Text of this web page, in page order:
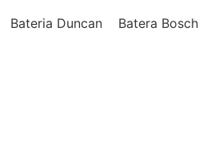
Bateria Duncan Batera Bosch